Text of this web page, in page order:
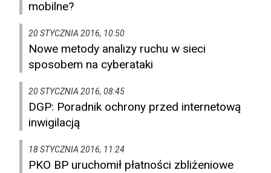
mobilne?
20 STYCZNIA 2016, 10:50
Nowe metody analizy ruchu w sieci
sposobem na cyberataki
20 STYCZNIA 2016, 08:45
DGP: Poradnik ochrony przed internetową
inwigilacją
18 STYCZNIA 2016, 11:24
PKO BP uruchomił płatności zbliżeniowe